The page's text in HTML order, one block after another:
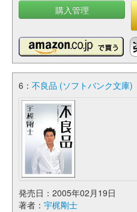
購入管理
6： 不良品 (ソフトバンク文庫)
発売日：2005年02月19日
著者： 宇梶剛士